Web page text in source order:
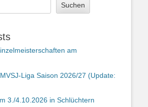
Suchen
am
Liga Saison 2026/27 (Update:
3./4.10.2026 in Schlüchtern